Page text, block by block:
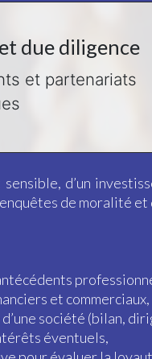
due diligence
et partenariats
d’un
de moralité
et commerciaux,
société (bilan,
éventuels,